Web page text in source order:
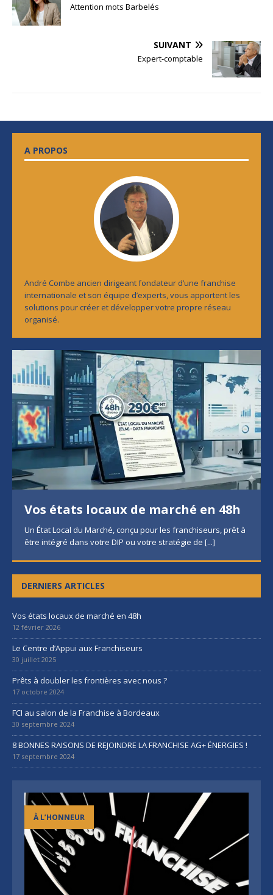
Attention mots Barbelés
SUIVANT
Expert-comptable
A PROPOS
André Combe ancien dirigeant fondateur d’une franchise
internationale et son équipe d’experts, vous apportent les
solutions pour créer et développer votre propre réseau
organisé.
Vos états locaux de marché en 48h
Un État Local du Marché, conçu pour les franchiseurs, prêt à
être intégré dans votre DIP ou votre stratégie de [...]
DERNIERS ARTICLES
Vos états locaux de marché en 48h
12 février 2026
Le Centre d’Appui aux Franchiseurs
30 juillet 2025
Prêts à doubler les frontières avec nous ?
17 octobre 2024
FCI au salon de la Franchise à Bordeaux
30 septembre 2024
8 BONNES RAISONS DE REJOINDRE LA FRANCHISE AG+ ÉNERGIES !
17 septembre 2024
À L’HONNEUR